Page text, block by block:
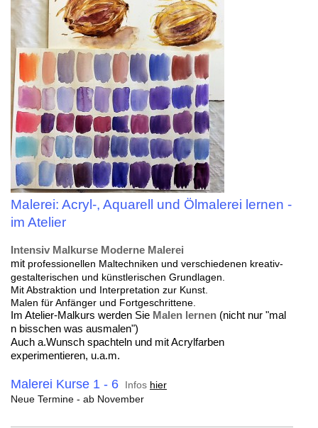
Malerei: Acryl-, Aquarell und Ölmalerei lernen -
im Atelier
Intensiv Malkurse Moderne Malerei
mit professionellen Maltechniken und verschiedenen kreativ-
gestalterischen und künstlerischen Grundlagen.
Mit Abstraktion und Interpretation zur Kunst.
Malen für Anfänger und Fortgeschrittene.
Im Atelier-Malkurs werden Sie Malen lernen (nicht nur "mal
n bisschen was ausmalen")
Auch a.Wunsch spachteln und mit Acrylfarben
experimentieren, u.a.m.
Malerei Kurse 1 - 6 Infos hier
Neue Termine - ab November